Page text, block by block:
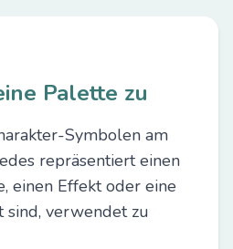
Palette zu
Symbolen am
repräsentiert einen
einen Effekt oder eine
sind, verwendet zu